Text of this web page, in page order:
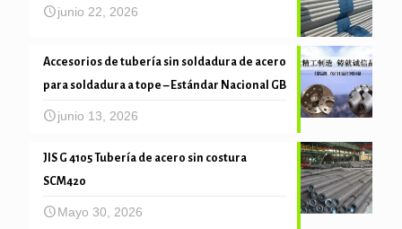
junio 22, 2026
Accesorios de tubería sin soldadura de acero
para soldadura a tope – Estándar Nacional GB
junio 13, 2026
JIS G 4105 Tubería de acero sin costura
SCM420
Mayo 30, 2026